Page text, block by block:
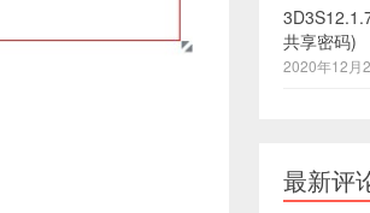
共享密码)
2020年12月
最新评